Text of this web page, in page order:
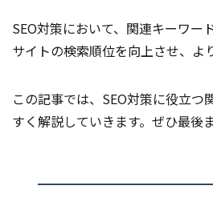
SEO対策において、関連キーワ
サイトの検索順位を向上させ、よ
この記事では、SEO対策に役立
すく解説していきます。ぜひ最後